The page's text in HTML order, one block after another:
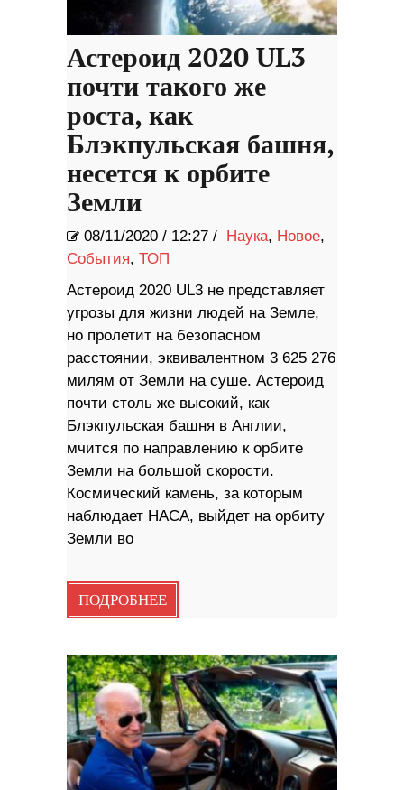
Астероид 2020 UL3
почти такого же
роста, как
Блэкпульская башня,
несется к орбите
Земли
08/11/2020 / 12:27 / Наука, Новое,
События, ТОП
Астероид 2020 UL3 не представляет
угрозы для жизни людей на Земле,
но пролетит на безопасном
расстоянии, эквивалентном 3 625 276
милям от Земли на суше. Астероид
почти столь же высокий, как
Блэкпульская башня в Англии,
мчится по направлению к орбите
Земли на большой скорости.
Космический камень, за которым
наблюдает НАСА, выйдет на орбиту
Земли во
ПОДРОБНЕЕ